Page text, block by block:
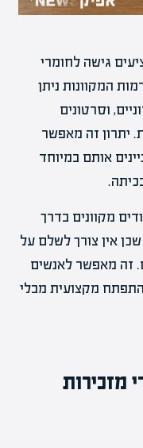
גישה לחומרי
המקוונות ניתן
וסרטונים
יתרון זה מאפשר
אותם במיוחד
מקוונים בדרך
שכן אין צורך לשלם על
זה מאפשר לאנשים
מקצועית מבלי
מזכירות